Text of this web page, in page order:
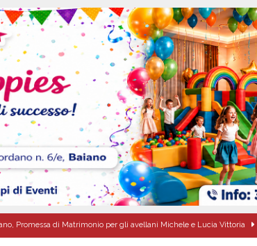
Promessa di Matrimonio per gli avellani Michele e Lucia Vittoria